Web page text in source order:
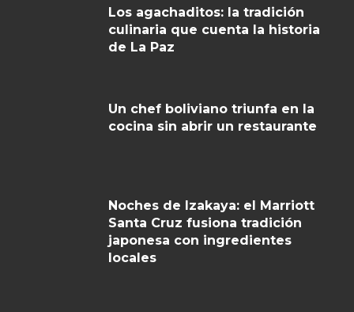
Los agachaditos: la tradición
culinaria que cuenta la historia
de La Paz
Un chef boliviano triunfa en la
cocina sin abrir un restaurante
Noches de Izakaya: el Marriott
Santa Cruz fusiona tradición
japonesa con ingredientes
locales